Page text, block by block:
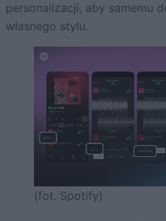
personalizacji, aby samemu
własnego stylu.
(fot. Spotify)